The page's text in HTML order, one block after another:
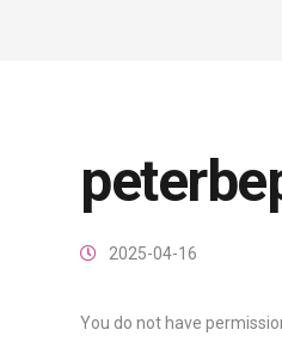
2025-04-16
You do not have